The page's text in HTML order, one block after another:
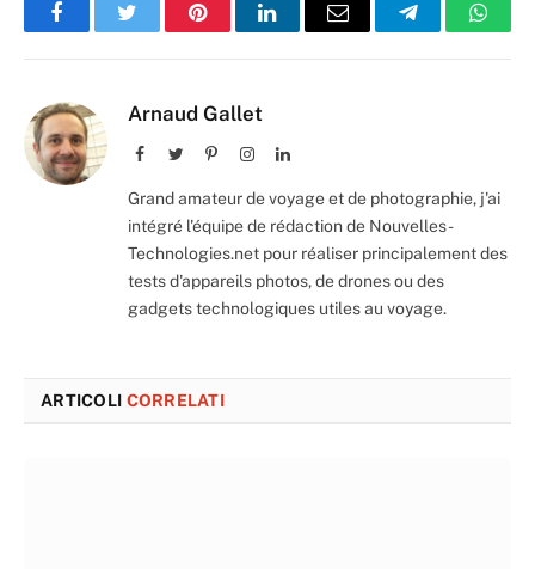
FacebookTwitter PinterestLinkedInEmail Telegram
Arnaud Gallet
Facebook
TwitterPinterestInstagramLinkedIn
Grand amateur de voyage et de photographie, j'ai
intégré l'équipe de rédaction de Nouvelles-
Technologies.net pour réaliser principalement des
tests d'appareils photos, de drones ou des
gadgets technologiques utiles au voyage.
ARTICOLI CORRELATI